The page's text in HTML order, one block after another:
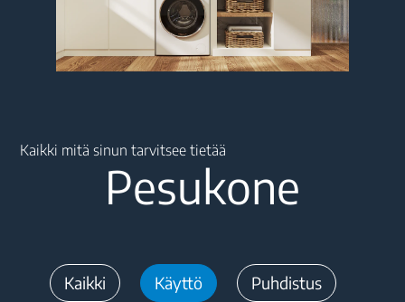
Kaikki mitä sinun tarvitsee tietää
Pesukone
Kaikki Käyttö Puhdistus